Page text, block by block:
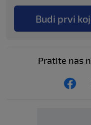
Budi prvi
Pratite nas